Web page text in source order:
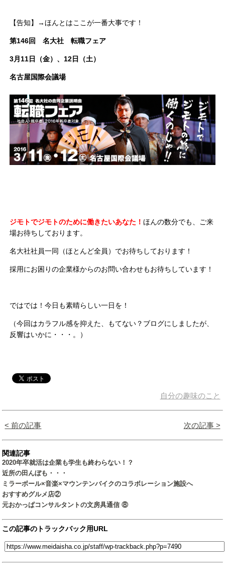
【告知】→ほんとはここが一番大事です！
第146回 名大社 転職フェア
3月11日（金）、12日（土）
名古屋国際会議場
ジモトでジモトのために働きたいあなた！ほんの数分でも、ご来
場お待ちしております。
名大社社員一同（ほとんど全員）でお待ちしております！
採用にお困りの企業様からのお問い合わせもお待ちしています！
ではでは！今日も素晴らしい一日を！
（今回はカラフル感を抑えた、もてない？ブログにしましたが、
反響はいかに・・・。）
自分の趣味のこと
< 前の記事 次の記事 >
関連記事
2020年卒就活は企業も学生も終わらない！？
近所の田んぼも・・・
ミラーボール×音楽×マウンテンバイクのコラボレーション施設へ
おすすめグルメ店②
元おかっぱコンサルタントの文房具通信 ⑧
この記事のトラックバック用URL